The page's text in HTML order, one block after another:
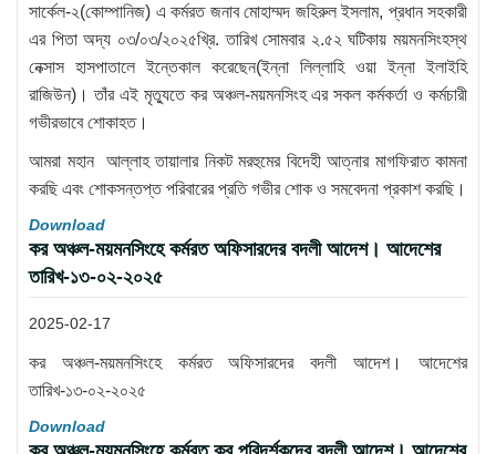
সার্কেল-২(কোম্পানিজ) এ কর্মরত জনাব মোহাম্মদ জহিরুল ইসলাম, প্রধান সহকারী
এর পিতা অদ্য ০৩/০৩/২০২৫খ্রি. তারিখ সোমবার ২.৫২ ঘটিকায় ময়মনসিংহস্থ
নেক্সাস হাসপাতালে ইন্তেকাল করেছেন(ইন্না লিল্লাহি ওয়া ইন্না ইলাইহি
রাজিউন)। তাঁর এই মৃত্যুতে কর অঞ্চল-ময়মনসিংহ এর সকল কর্মকর্তা ও কর্মচারী
গভীরভাবে শোকাহত।
আমরা মহান আল্লাহ তায়ালার নিকট মরহুমের বিদেহী আত্নার মাগফিরাত কামনা
করছি এবং শোকসন্তপ্ত পরিবারের প্রতি গভীর শোক ও সমবেদনা প্রকাশ করছি।
Download
কর অঞ্চল-ময়মনসিংহে কর্মরত অফিসারদের বদলী আদেশ। আদেশের
তারিখ-১৩-০২-২০২৫
2025-02-17
কর অঞ্চল-ময়মনসিংহে কর্মরত অফিসারদের বদলী আদেশ। আদেশের
তারিখ-১৩-০২-২০২৫
Download